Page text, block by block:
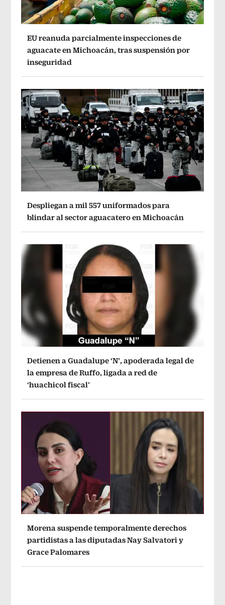
EU reanuda parcialmente inspecciones de
aguacate en Michoacán, tras suspensión por
inseguridad
Despliegan a mil 557 uniformados para
blindar al sector aguacatero en Michoacán
Detienen a Guadalupe ‘N’, apoderada legal de
la empresa de Ruffo, ligada a red de
‘huachicol fiscal’
Morena suspende temporalmente derechos
partidistas a las diputadas Nay Salvatori y
Grace Palomares